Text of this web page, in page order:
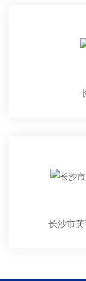
长沙市